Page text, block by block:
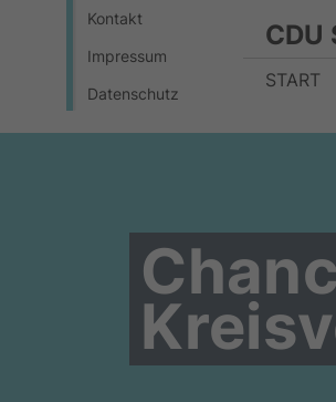
Kontakt
Impressum
Datenschutz
CDU
START